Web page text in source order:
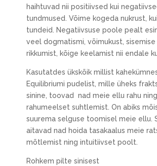
haihtuvad nii positiivsed kui
tundmused. Võime kogeda nukrust,
tundeid. Negatiivsuse poole pealt
veel dogmatismi, võimukust,
rikkumist, kõige keelamist nii endale
Kasutatdes ükskõik millist
Equilibriumi pudelist, mille üheks
sinine, toovad nad meie ellu rahu ning
rahumeelset suhtlemist. On abiks
suurema selguse toomisel meie ellu.
aitavad nad hoida tasakaalus meie
mõtlemist ning intuitiivset poolt.
Rohkem pilte sinisest